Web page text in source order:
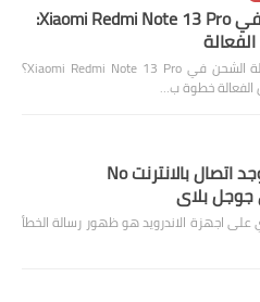
مشكلة الشحن في Xiaomi Redmi Note 13 Pro:
وصف قصير للمقال: تعاني من مشكلة الشحن في Xiaomi Redmi Note 13 Pro؟
الفعالة خطوة ب…
حل مشكلة لا يوجد اتصال بالانترنت No
اجهزة الاندرويد هو ظهور رسالة الخطأ